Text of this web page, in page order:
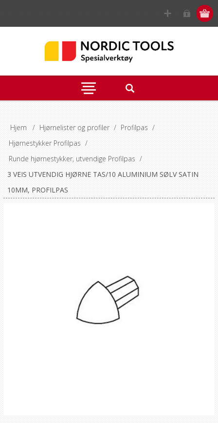
Hjem / Hjørnelister og profiler / Profilpas /
Hjørnestykker Profilpas /
Runde hjørnestykker, utvendige Profilpas /
3 VEIS UTVENDIG HJØRNE TAS/10 ALUMINIUM SØLV SATIN
10MM, PROFILPAS